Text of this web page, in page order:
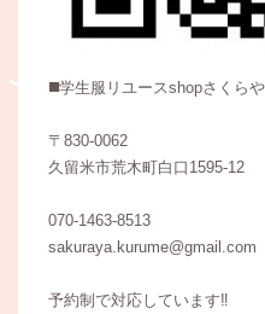
◼️学生服リユースshopさくら
〒830-0062
久留米市荒木町白口1595-12
070-1463-8513
sakuraya.kurume@gmail.com
予約制で対応しています‼︎